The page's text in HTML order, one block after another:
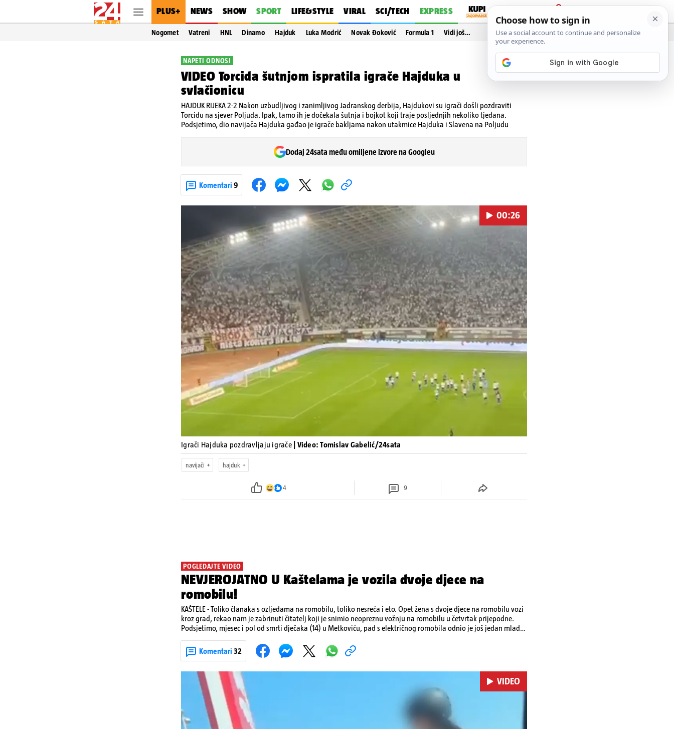
PLUS+ NEWS SHOW SPORT LIFE&STYLE VIRAL SCI/TECH EXPRESS
PRIJAVA
Nogomet Vatreni HNL Dinamo Hajduk Luka Modrić Novak Đoković Formula 1 Vidi još…
NAPETI ODNOSI
VIDEO Torcida šutnjom ispratila igrače Hajduka u
svlačionicu
HAJDUK RIJEKA 2-2 Nakon uzbudljivog i zanimljivog Jadranskog derbija, Hajdukovi su igrači došli pozdraviti
Torcidu na sjever Poljuda. Ipak, tamo ih je dočekala šutnja i bojkot koji traje posljednjih nekoliko tjedana.
Podsjetimo, dio navijača Hajduka gađao je igrače bakljama nakon utakmice Hajduka i Slavena na Poljudu
Dodaj 24sata među omiljene izvore na Googleu
Komentari 9
Pokretanje videa...
00:26
Igrači Hajduka pozdravljaju igrače | Video: Tomislav Gabelić/24sata
navijači hajduk
4 9
POGLEDAJTE VIDEO
NEVJEROJATNO U Kaštelama je vozila dvoje djece na
romobilu!
KAŠTELE - Toliko članaka s ozljedama na romobilu, toliko nesreća i eto. Opet žena s dvoje djece na romobilu vozi
kroz grad, rekao nam je zabrinuti čitatelj koji je snimio neopreznu vožnju na romobilu u četvrtak prijepodne.
Podsjetimo, mjesec i pol od smrti dječaka (14) u Metkoviću, pad s električnog romobila odnio je još jedan mladi
u padu s romobila.
Komentari 32
VIDEO